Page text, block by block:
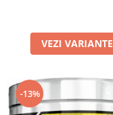
VEZI VARIANTE
-13%